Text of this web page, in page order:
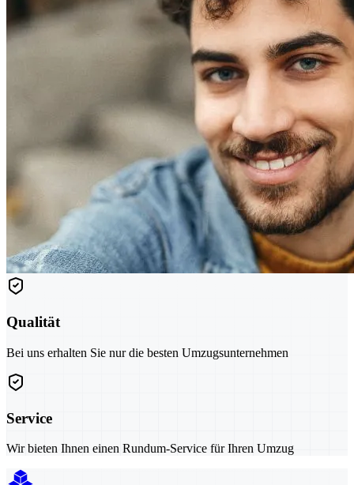
Qualität
Bei uns erhalten Sie nur die besten Umzugsunternehmen
Service
Wir bieten Ihnen einen Rundum-Service für Ihren Umzug